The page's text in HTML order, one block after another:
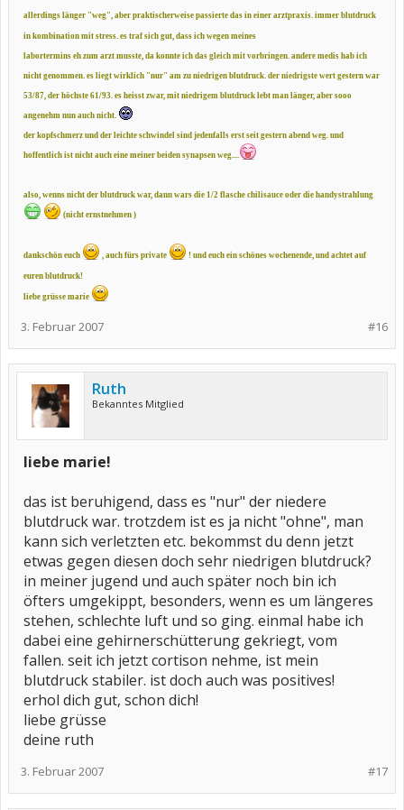
allerdings länger "weg", aber praktischerweise passierte das in einer arztpraxis. immer blutdruck
in kombination mit stress. es traf sich gut, dass ich wegen meines
labortermins eh zum arzt musste, da konnte ich das gleich mit vorbringen. andere medis hab ich
nicht genommen. es liegt wirklich "nur" am zu niedrigen blutdruck. der niedrigste wert gestern war
53/87, der höchste 61/93. es heisst zwar, mit niedrigem blutdruck lebt man länger, aber sooo
angenehm nun auch nicht.
der kopfschmerz und der leichte schwindel sind jedenfalls erst seit gestern abend weg. und
hoffentlich ist nicht auch eine meiner beiden synapsen weg....
also, wenns nicht der blutdruck war, dann wars die 1/2 flasche chilisauce oder die handystrahlung
(nicht ernstnehmen )
dankschön euch , auch fürs private ! und euch ein schönes wochenende, und achtet auf
euren blutdruck!
liebe grüsse marie
#16
3. Februar 2007
Ruth
Bekanntes Mitglied
liebe marie!
das ist beruhigend, dass es "nur" der niedere
blutdruck war. trotzdem ist es ja nicht "ohne", man
kann sich verletzten etc. bekommst du denn jetzt
etwas gegen diesen doch sehr niedrigen blutdruck?
in meiner jugend und auch später noch bin ich
öfters umgekippt, besonders, wenn es um längeres
stehen, schlechte luft und so ging. einmal habe ich
dabei eine gehirnerschütterung gekriegt, vom
fallen. seit ich jetzt cortison nehme, ist mein
blutdruck stabiler. ist doch auch was positives!
erhol dich gut, schon dich!
liebe grüsse
deine ruth
#17
3. Februar 2007